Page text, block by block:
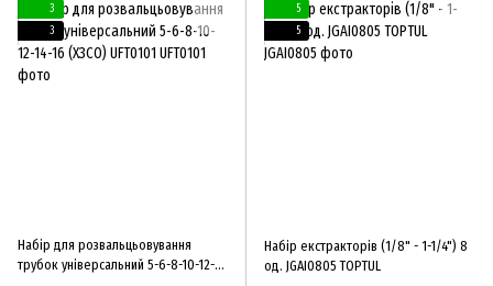
3
3
Набір для розвальцьовування
трубок універсальний 5-6-8-10-12-
5
5
Haбір екстракторів (1/8" - 1-1/4") 8
од. JGAI0805 TOPTUL